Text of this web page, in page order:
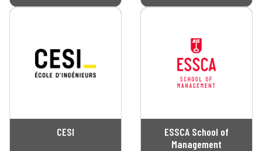
CESI
ESSCA School of
Management